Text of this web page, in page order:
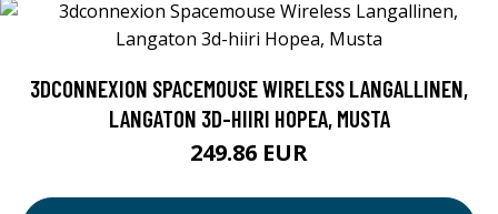
3DCONNEXION SPACEMOUSE WIRELESS LANGALLINEN,
LANGATON 3D-HIIRI HOPEA, MUSTA
249.86 EUR